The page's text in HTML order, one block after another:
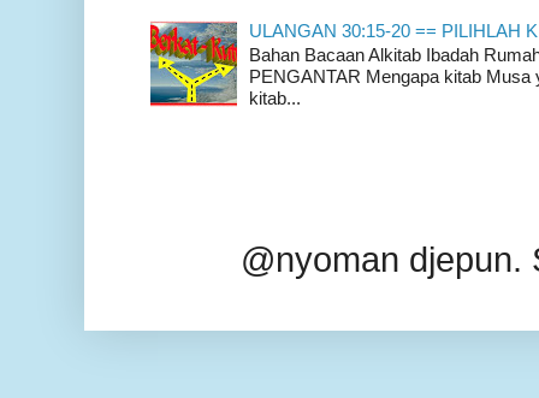
ULANGAN 30:15-20 == PILIHLAH
Bahan Bacaan Alkitab Ibadah
PENGANTAR Mengapa kitab Musa
kitab...
@nyoman